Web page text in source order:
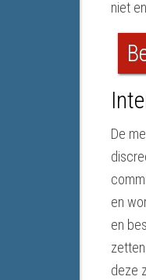
niet
De
en
en
deze